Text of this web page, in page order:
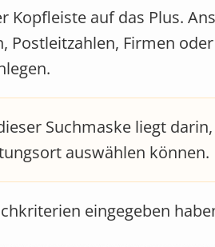
Kopfleiste auf das Plus.
Postleitzahlen, Firmen
Suchmaske liegt
auswählen können.
eingegeben